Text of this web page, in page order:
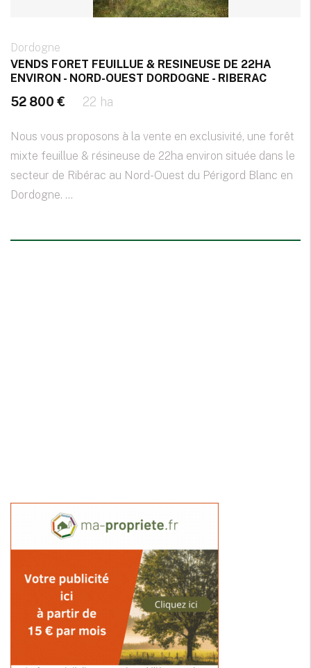
Dordogne
VENDS FORET FEUILLUE & RESINEUSE DE 22HA
ENVIRON - NORD-OUEST DORDOGNE - RIBERAC
52 800 € 22 ha
Nous vous proposons à la vente en exclusivité, une forêt
mixte feuillue & résineuse de 22ha environ située dans le
secteur de Ribérac au Nord-Ouest du Périgord Blanc en
Dordogne. ...